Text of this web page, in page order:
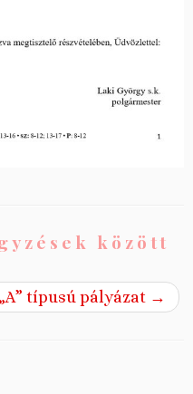
között
típusú pályázat →